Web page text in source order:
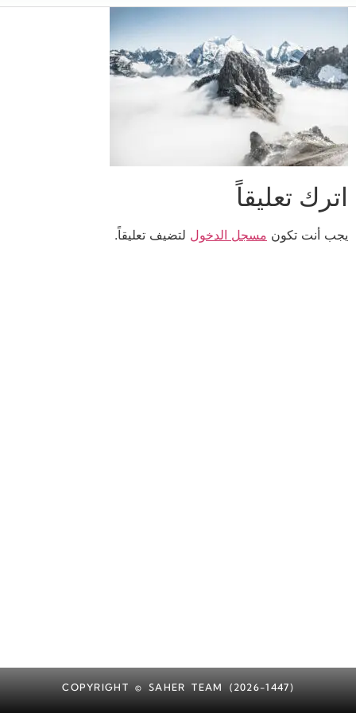
اترك تعليقاً
يجب أنت تكون مسجل الدخول لتضيف تعليقاً.
COPYRIGHT © SAHER TEAM (2026-1447)